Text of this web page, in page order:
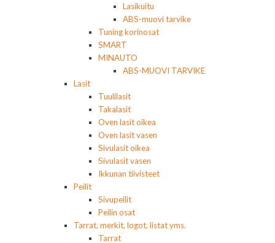
Lasikuitu
ABS-muovi tarvike
Tuning korinosat
SMART
MINAUTO
ABS-MUOVI TARVIKE
Lasit
Tuulilasit
Takalasit
Oven lasit oikea
Oven lasit vasen
Sivulasit oikea
Sivulasit vasen
Ikkunan tiivisteet
Peilit
Sivupeilit
Peilin osat
Tarrat, merkit, logot, listat yms.
Tarrat